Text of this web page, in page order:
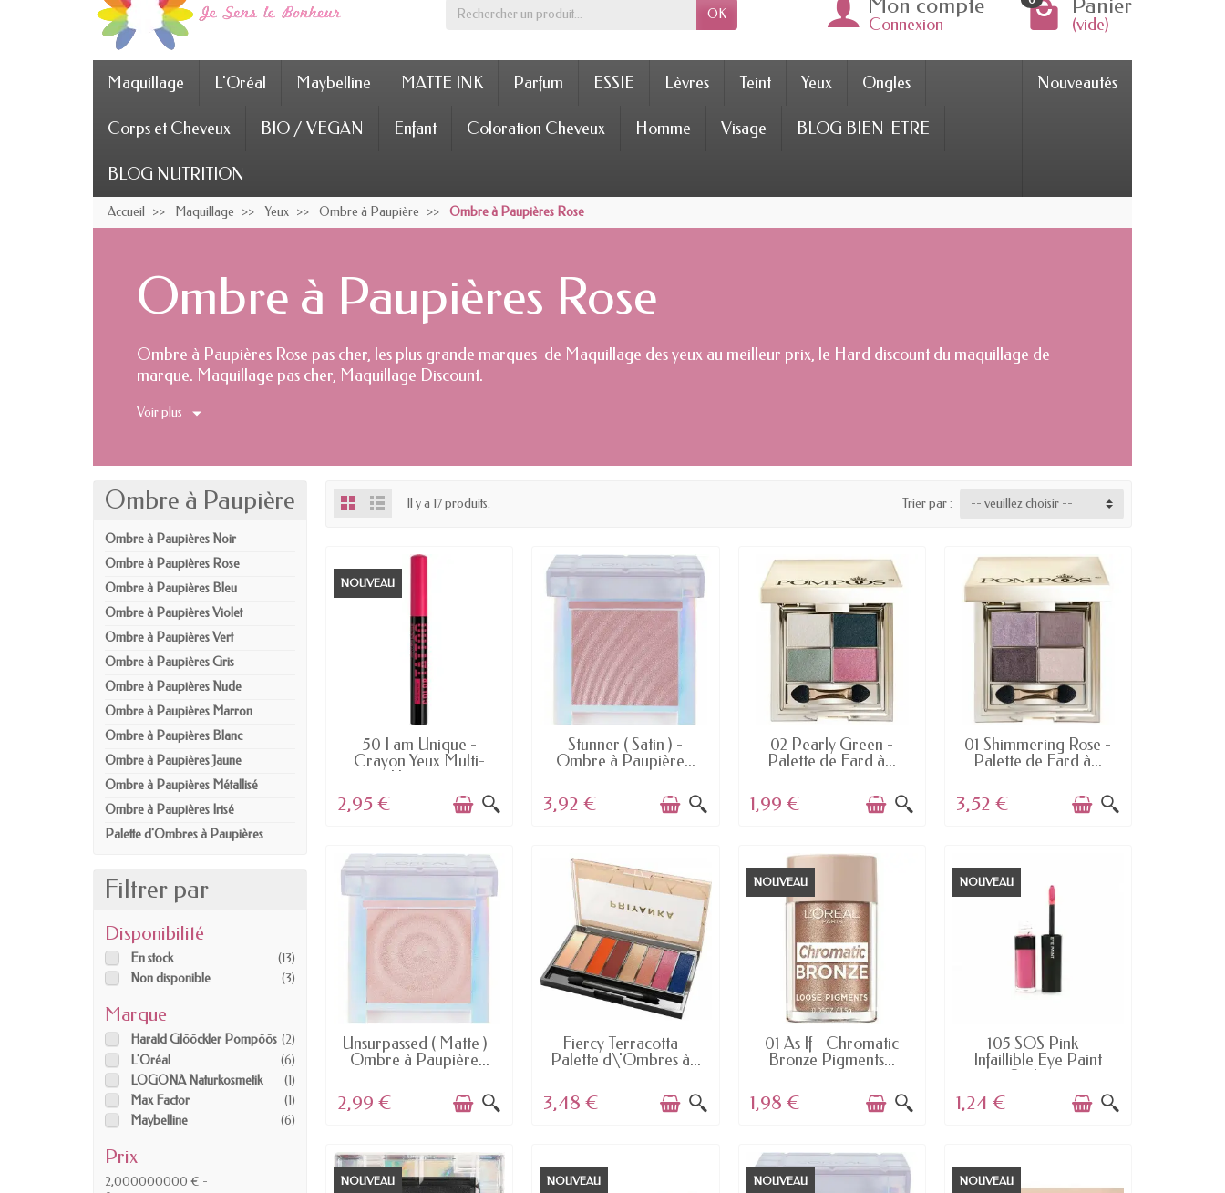
OK
Connexion (vide)
Maquillage L'Oréal Maybelline MATTE INK Parfum ESSIE Lèvres Teint Yeux Ongles
Corps et Cheveux BIO / VEGAN Enfant Coloration Cheveux Homme Visage BLOG BIEN-ETRE
BLOG NUTRITION
Nouveautés
Accueil Maquillage Yeux Ombre à Paupière Ombre à Paupières Rose
Ombre à Paupières Rose
Ombre à Paupières Rose pas cher, les plus grande marques de Maquillage des yeux au meilleur prix, le Hard discount du maquillage de
marque. Maquillage pas cher, Maquillage Discount.
Voir plus
Ombre à Paupière
Ombre à Paupières Noir
Ombre à Paupières Rose
Ombre à Paupières Bleu
Ombre à Paupières Violet
Ombre à Paupières Vert
Ombre à Paupières Gris
Ombre à Paupières Nude
Ombre à Paupières Marron
Ombre à Paupières Blanc
Ombre à Paupières Jaune
Ombre à Paupières Métallisé
Ombre à Paupières Irisé
Palette d'Ombres à Paupières
Filtrer par
Disponibilité
En stock
(13)
Non disponible
(3)
Marque
Harald Glööckler Pompöös (2)
L'Oréal
(6)
LOGONA Naturkosmetik
(1)
Max Factor
(1)
Maybelline
(6)
Prix
2,000000000 € -
Il y a 17 produits. Trier par : -- veuillez choisir --
NOUVEAU
EN STOCK
50 I am Unique -
Crayon Yeux Multi-
Usages...
2,95 €
EN STOCK
Stunner ( Satin ) -
Ombre à Paupière...
3,92 €
EN STOCK
02 Pearly Green -
Palette de Fard à...
1,99 €
EN STOCK
01 Shimmering Rose -
Palette de Fard à...
3,52 €
EN STOCK
Unsurpassed ( Matte ) -
Ombre à Paupière...
2,99 €
EN STOCK
Fiercy Terracotta -
Palette d\'Ombres à...
3,48 €
NOUVEAU
EN STOCK
01 As If - Chromatic
Bronze Pigments...
1,98 €
NOUVEAU
EN STOCK
105 SOS Pink -
Infaillible Eye Paint
Ombre...
1,24 €
NOUVEAU NOUVEAU NOUVEAU NOUVEAU